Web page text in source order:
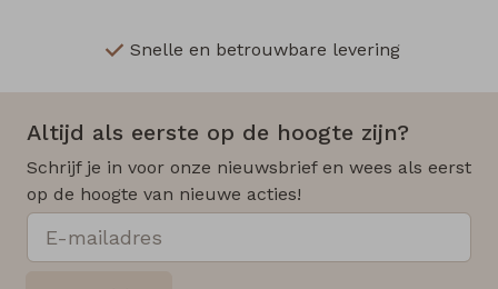
Snelle en betrouwbare levering
Altijd als eerste op de hoogte zijn?
Schrijf je in voor onze nieuwsbrief en wees als eerst
op de hoogte van nieuwe acties!